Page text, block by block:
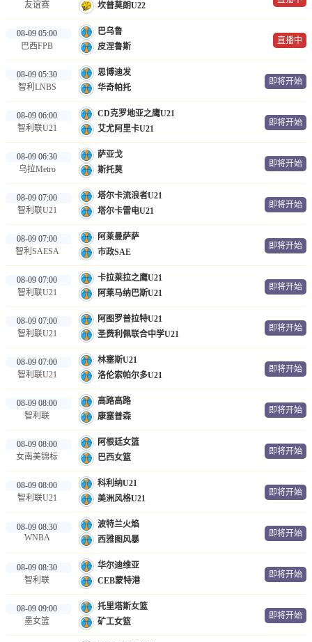
友谊赛
坎普莫朗U22
08-09 05:00
巴西FPB
巴乌鲁
皮涅鲁斯
直播中
08-09 05:30
智利LNBS
思博迪发
华奇帕托
即将开始
08-09 06:00
智利联U21
CD克罗地亚之鹰U21
艾尤阿里卡U21
即将开始
08-09 06:30
乌拉Metro
萨亚戈
斯托莫
即将开始
08-09 07:00
智利联U21
塔尔卡流浪者U21
塔尔卡雷电U21
即将开始
08-09 07:00
智利SAESA
阿莱曼萨萨
市政SAE
即将开始
08-09 07:00
智利联U21
卡拉莱拉之鹰U21
阿莱马纳巴斯U21
即将开始
08-09 07:00
智利联U21
阿图罗普拉特U21
圣费利佩联合中学U21
即将开始
08-09 07:00
智利联U21
林塞斯U21
洛伦索帕尔多U21
即将开始
08-09 08:00
智利联
高路高路
康塞普森
即将开始
08-09 08:00
女南美锦标
阿根廷女篮
巴西女篮
即将开始
08-09 08:00
智利联U21
科利纳U21
美洲风格U21
即将开始
08-09 08:30
WNBA
波特兰火焰
西雅图风暴
即将开始
08-09 08:30
智利联
华尔迪维亚
CEB蒙特港
即将开始
08-09 09:00
墨女篮
托里塔斯女篮
矿工女篮
即将开始